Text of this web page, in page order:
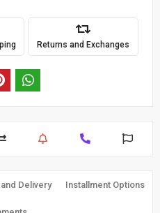
Returns and Exchanges
Delivery Installment Options